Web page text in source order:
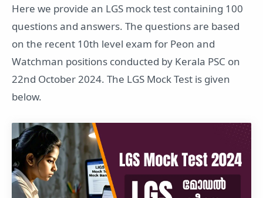
Here we provide an LGS mock test containing 100
questions and answers. The questions are based
on the recent 10th level exam for Peon and
Watchman positions conducted by Kerala PSC on
22nd October 2024. The LGS Mock Test is given
below.